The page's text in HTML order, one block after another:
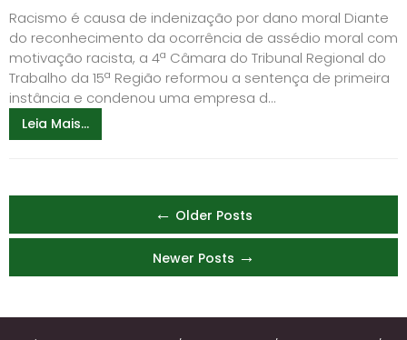
Racismo é causa de indenização por dano moral Diante
do reconhecimento da ocorrência de assédio moral com
motivação racista, a 4ª Câmara do Tribunal Regional do
Trabalho da 15ª Região reformou a sentença de primeira
instância e condenou uma empresa d...
Leia Mais...
navigation
← Older Posts
Newer Posts →